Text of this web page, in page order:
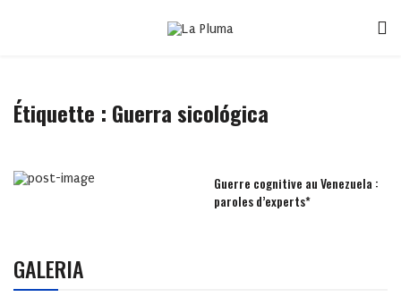
Étiquette : Guerra sicológica
Guerre cognitive au Venezuela :
paroles d’experts*
GALERIA